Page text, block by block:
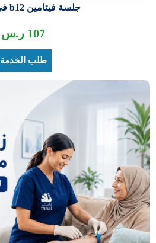
جلسة فيتامين b12 في المنزل
107 ر.س
طلب الخدمة